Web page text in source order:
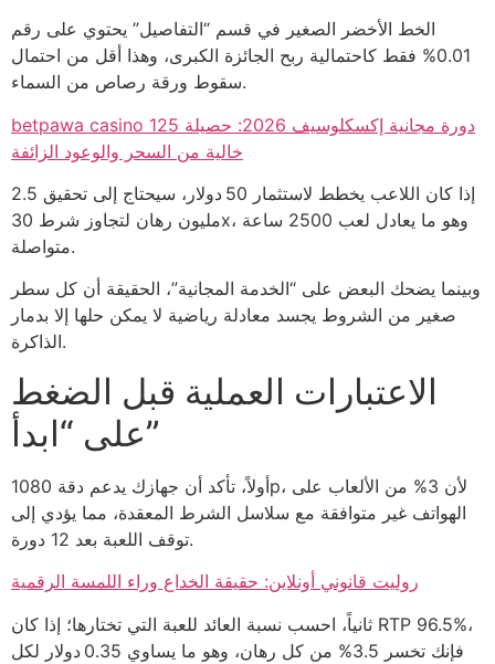
الخط الأخضر الصغير في قسم “التفاصيل” يحتوي على رقم
0.01% فقط كاحتمالية ربح الجائزة الكبرى، وهذا أقل من احتمال
سقوط ورقة رصاص من السماء.
betpawa casino 125 دورة مجانية إكسكلوسيف 2026: حصيلة
خالية من السحر والوعود الزائفة
إذا كان اللاعب يخطط لاستثمار 50 دولار، سيحتاج إلى تحقيق 2.5
مليون رهان لتجاوز شرط 30x، وهو ما يعادل لعب 2500 ساعة
متواصلة.
وبينما يضحك البعض على “الخدمة المجانية”، الحقيقة أن كل سطر
صغير من الشروط يجسد معادلة رياضية لا يمكن حلها إلا بدمار
الذاكرة.
الاعتبارات العملية قبل الضغط
على “ابدأ”
أولاً، تأكد أن جهازك يدعم دقة 1080p، لأن 3% من الألعاب على
الهواتف غير متوافقة مع سلاسل الشرط المعقدة، مما يؤدي إلى
توقف اللعبة بعد 12 دورة.
روليت قانوني أونلاين: حقيقة الخداع وراء اللمسة الرقمية
ثانياً، احسب نسبة العائد للعبة التي تختارها؛ إذا كان RTP 96.5%،
فإنك تخسر 3.5% من كل رهان، وهو ما يساوي 0.35 دولار لكل